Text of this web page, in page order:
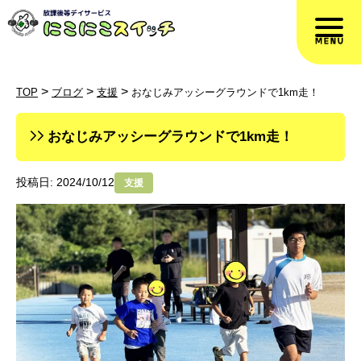
TOP > ブログ > 支援 > おなじみアッシーグラウンドで1km走！
おなじみアッシーグラウンドで1km走！
投稿日: 2024/10/12 支援